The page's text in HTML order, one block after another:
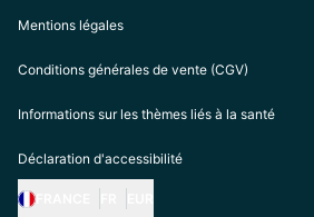
Mentions légales
Conditions générales de vente (CGV)
Informations sur les thèmes liés à la santé
Déclaration d'accessibilité